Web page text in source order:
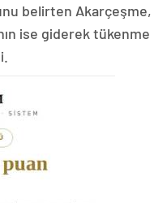
belirten Akarçeşme,
ise giderek tükenme